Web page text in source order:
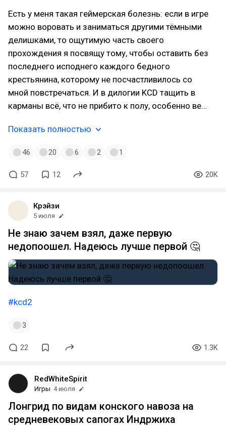
Есть у меня такая геймерская болезнь: если в игре
можно воровать и заниматься другими тёмными
делишками, то ощутимую часть своего
прохождения я посвящу тому, чтобы оставить без
последнего исподнего каждого бедного
крестьянина, которому не посчастливилось со
мной повстречаться. И в дилогии KCD тащить в
карманы всё, что не прибито к полу, особенно ве…
Показать полностью
46 20 6 2 1
57 12 20K
Крэйзи
5 июля
Не знаю зачем взял, даже первую
недопоошел. Надеюсь лучше первой 🤔
#kcd2
3
22 1.3K
RedWhiteSpirit
Игры 4 июля
Лонгрид по видам конского навоза на
средневековых сапогах Индржиха